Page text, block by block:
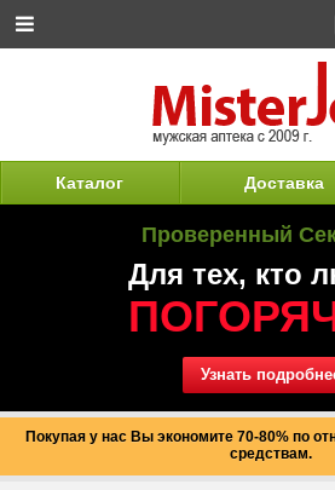
Каталог Доставка
Проверенный
Для тех, кто
Узнать
Покупая у нас Вы экономите 70-80% по
средствам.